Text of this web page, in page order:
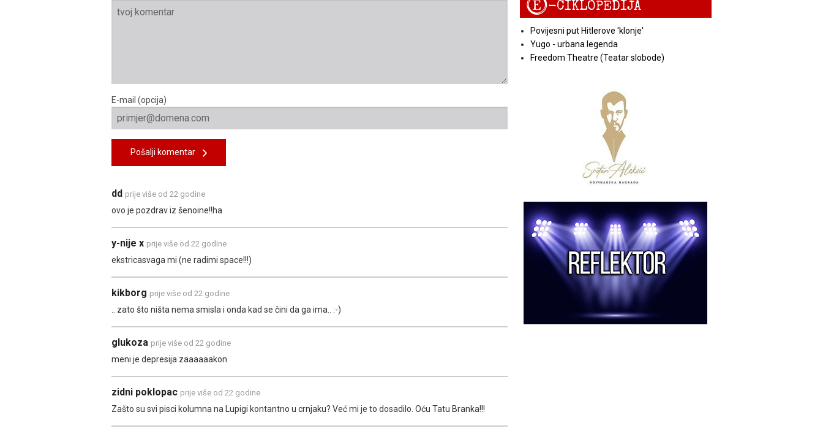
E-mail (opcija)
Pošalji komentar
dd prije više od 22 godine
ovo je pozdrav iz šenoine!!ha
y-nije x prije više od 22 godine
ekstricasvaga mi (ne radimi space!!!)
kikborg prije više od 22 godine
.. zato što ništa nema smisla i onda kad se čini da ga ima.. :-)
glukoza prije više od 22 godine
meni je depresija zaaaaaakon
zidni poklopac prije više od 22 godine
Zašto su svi pisci kolumna na Lupigi kontantno u crnjaku? Već mi je to dosadilo. Oću Tatu Branka!!!
E-CIKLOPEDIJA
Povijesni put Hitlerove 'klonje'
Yugo - urbana legenda
Freedom Theatre (Teatar slobode)